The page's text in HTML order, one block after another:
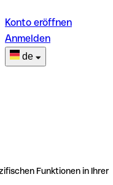
Konto eröffnen
Anmelden
de
Funktionen in Ihrer